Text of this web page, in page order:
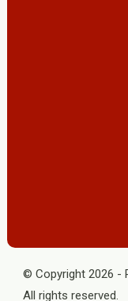
© Copyright 2026 -
All rights reserved.